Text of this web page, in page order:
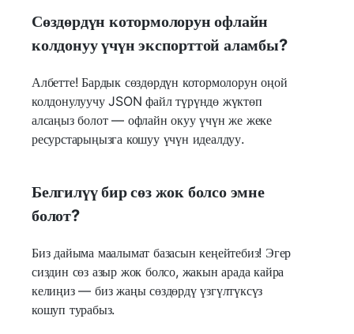
Сөздөрдүн котормолорун офлайн
колдонуу үчүн экспорттой аламбы?
Албетте! Бардык сөздөрдүн котормолорун оңой
колдонулуучу JSON файл түрүндө жүктөп
алсаңыз болот — офлайн окуу үчүн же жеке
ресурстарыңызга кошуу үчүн идеалдуу.
Белгилүү бир сөз жок болсо эмне
болот?
Биз дайыма маалымат базасын кеңейтебиз! Эгер
сиздин сөз азыр жок болсо, жакын арада кайра
келиңиз — биз жаңы сөздөрдү үзгүлтүксүз
кошуп турабыз.